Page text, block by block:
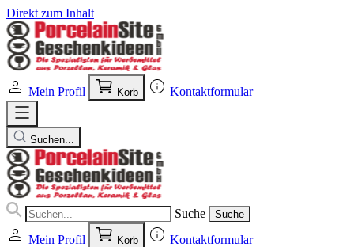
Direkt zum Inhalt
Mein Profil Korb Kontaktformular
Suchen...
Suche Suche
Mein Profil Korb Kontaktformular